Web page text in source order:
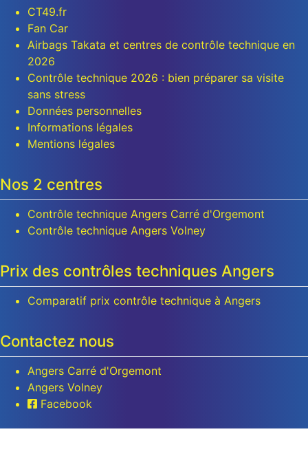
CT49.fr
Fan Car
Airbags Takata et centres de contrôle technique en
2026
Contrôle technique 2026 : bien préparer sa visite
sans stress
Données personnelles
Informations légales
Mentions légales
Nos 2 centres
Contrôle technique Angers Carré d'Orgemont
Contrôle technique Angers Volney
Prix des contrôles techniques Angers
Comparatif prix contrôle technique à Angers
Contactez nous
Angers Carré d'Orgemont
Angers Volney
Facebook